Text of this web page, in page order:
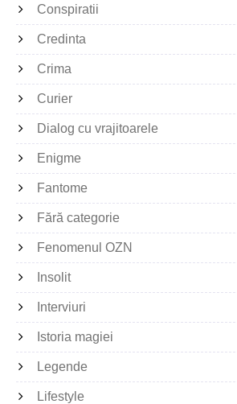
Conspiratii
Credinta
Crima
Curier
Dialog cu vrajitoarele
Enigme
Fantome
Fără categorie
Fenomenul OZN
Insolit
Interviuri
Istoria magiei
Legende
Lifestyle